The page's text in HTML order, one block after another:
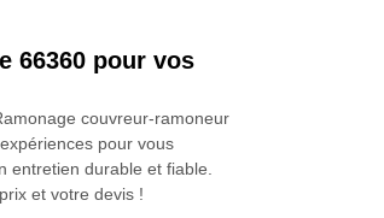
66360 pour vos
couvreur-ramoneur
pour vous
entretien durable et fiable.
et votre devis !